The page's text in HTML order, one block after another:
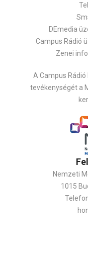
DEmedia
Campus Rádió
Zenei
A Campus
tevékenységét a
Nemzeti
1015